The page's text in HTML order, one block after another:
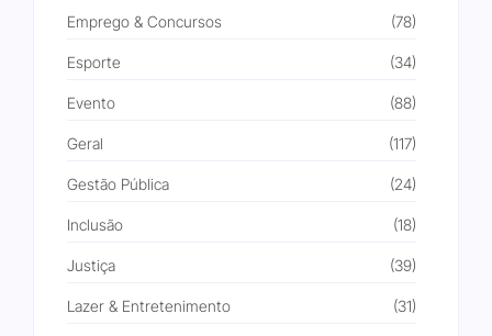
Emprego & Concursos (78)
Esporte (34)
Evento (88)
Geral (117)
Gestão Pública (24)
Inclusão (18)
Justiça (39)
Lazer & Entretenimento (31)